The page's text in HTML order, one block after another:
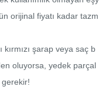
orijinal fiyatı kadar tazm
şarap veya saç b
oluyorsa, yedek parçal
gerekir!